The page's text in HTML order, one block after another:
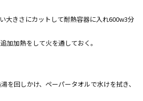
大きさにカットして耐熱容器に入れ600w3分
加加熱をして火を通しておく。
を回しかけ、ペーパータオルで水けを拭き、